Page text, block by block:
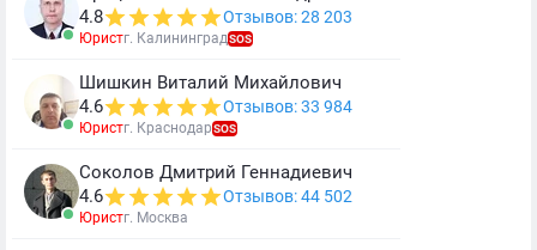
4.8
Отзывов: 28 203
Юристг. КалининградSOS
Шишкин Виталий Михайлович
4.6
Отзывов: 33 984
Юристг. КраснодарSOS
Соколов Дмитрий Геннадиевич
4.6
Отзывов: 44 502
Юристг. Москва